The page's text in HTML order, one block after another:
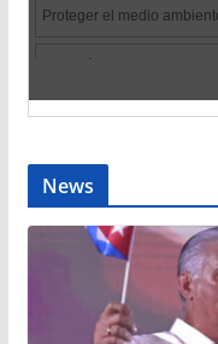
News